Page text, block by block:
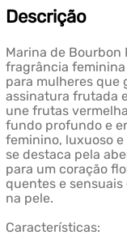
Descrição
Marina de Bourbon
fragrância
para mulheres que
assinatura frutada
une frutas
fundo profundo e
feminino, luxuoso
se destaca pela
para um coração
quentes e
na pele.
Características: